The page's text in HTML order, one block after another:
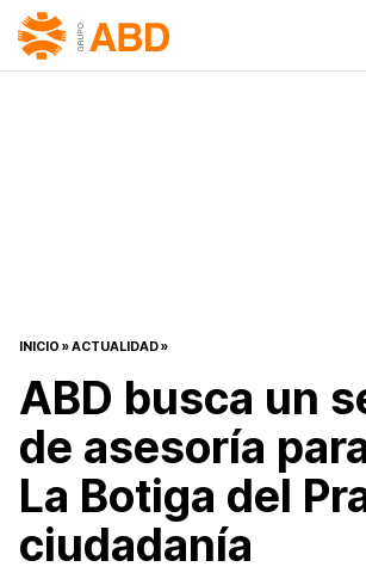
INICIO »ACTUALIDAD»
ABD busca un
de asesoría
La Botiga del
ciudadanía